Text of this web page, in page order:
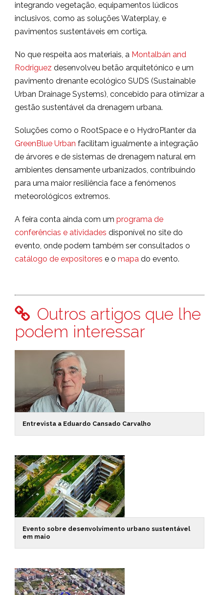
integrando vegetação, equipamentos lúdicos
inclusivos, como as soluções Waterplay, e
pavimentos sustentáveis em cortiça.
No que respeita aos materiais, a Montalbán and
Rodriguez desenvolveu betão arquitetónico e um
pavimento drenante ecológico SUDS (Sustainable
Urban Drainage Systems), concebido para otimizar a
gestão sustentável da drenagem urbana.
Soluções como o RootSpace e o HydroPlanter da
GreenBlue Urban facilitam igualmente a integração
de árvores e de sistemas de drenagem natural em
ambientes densamente urbanizados, contribuindo
para uma maior resiliência face a fenómenos
meteorológicos extremos.
A feira conta ainda com um programa de
conferências e atividades disponível no site do
evento, onde podem também ser consultados o
catálogo de expositores e o mapa do evento.
Outros artigos que lhe
podem interessar
Entrevista a Eduardo Cansado Carvalho
Evento sobre desenvolvimento urbano sustentável
em maio